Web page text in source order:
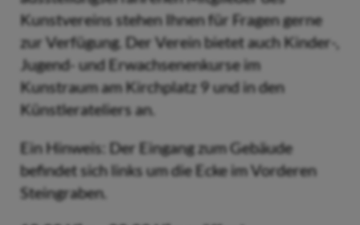
Kunstvereins stehen Ihnen für Fragen gerne
zur Verfügung. Der Verein bietet auch Kinder-,
Jugend- und Erwachsenenkurse im
Kunstraum am Kirchplatz 9 und in den
Künstlerateliers an.
Ein Hinweis: Der Eingang zum Gebäude
befindet sich links um die Ecke im Vorderen
Steingraben.